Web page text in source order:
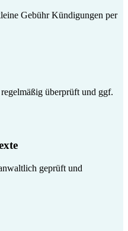
Gebühr Kündigungen per
überprüft und ggf.
geprüft und